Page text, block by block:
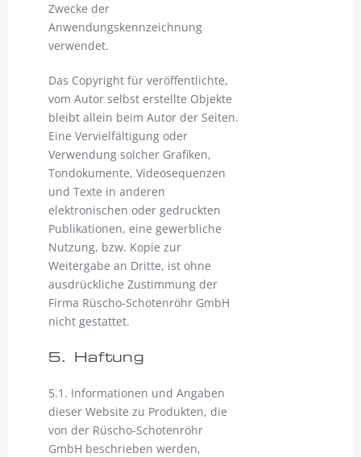
Zwecke der
Anwendungskennzeichnung
verwendet.
Das Copyright für veröffentlichte,
vom Autor selbst erstellte Objekte
bleibt allein beim Autor der Seiten.
Eine Vervielfältigung oder
Verwendung solcher Grafiken,
Tondokumente, Videosequenzen
und Texte in anderen
elektronischen oder gedruckten
Publikationen, eine gewerbliche
Nutzung, bzw. Kopie zur
Weitergabe an Dritte, ist ohne
ausdrückliche Zustimmung der
Firma Rüscho-Schotenröhr GmbH
nicht gestattet.
5. Haftung
5.1. Informationen und Angaben
dieser Website zu Produkten, die
von der Rüscho-Schotenröhr
GmbH beschrieben werden,